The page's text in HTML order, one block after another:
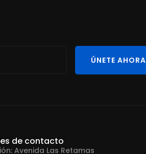
ÚNETE AHORA
de contacto
Avenida Las Retamas